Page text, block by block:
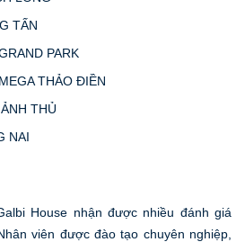
TẤN
PARK
THẢO ĐIỀN
THỦ
NAI
House nhận được nhiều đánh giá
viên được đào tạo chuyên nghiệp,